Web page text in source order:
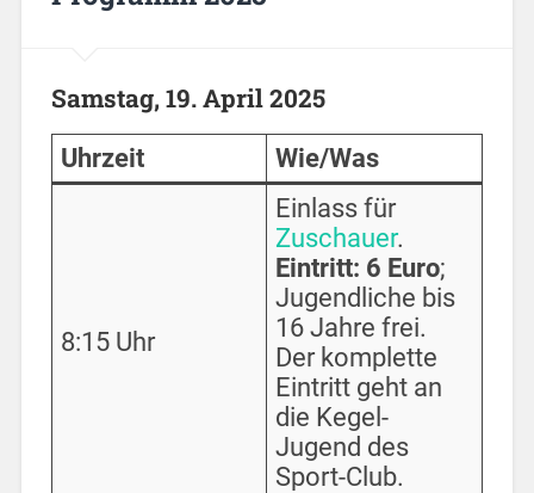
Samstag, 19. April 2025
Uhrzeit Wie/Was
8:15 Uhr
Einlass für
Zuschauer.
Eintritt: 6 Euro;
Jugendliche bis
16 Jahre frei.
Der komplette
Eintritt geht an
die Kegel-
Jugend des
Sport-Club.